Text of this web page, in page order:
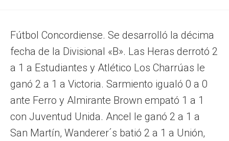
Fútbol Concordiense. Se desarrolló la décima
fecha de la Divisional «B». Las Heras derrotó 2
a 1 a Estudiantes y Atlético Los Charrúas le
ganó 2 a 1 a Victoria. Sarmiento igualó 0 a 0
ante Ferro y Almirante Brown empató 1 a 1
con Juventud Unida. Ancel le ganó 2 a 1 a
San Martín, Wanderer´s batió 2 a 1 a Unión,